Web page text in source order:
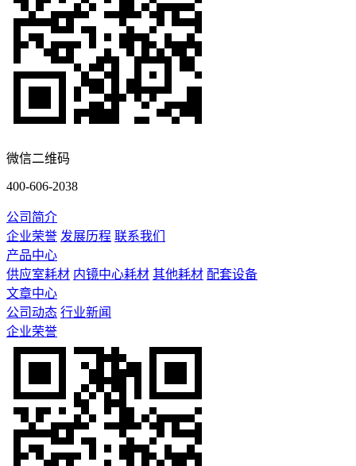
微信二维码
400-606-2038
公司简介
企业荣誉 发展历程 联系我们
产品中心
供应室耗材 内镜中心耗材 其他耗材 配套设备
文章中心
公司动态 行业新闻
企业荣誉